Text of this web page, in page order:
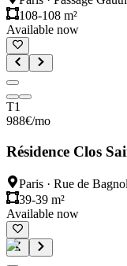
108-108 m²
Available now
T1
988€/mo
Résidence Clos
Paris · Rue de
39-39 m²
Available now